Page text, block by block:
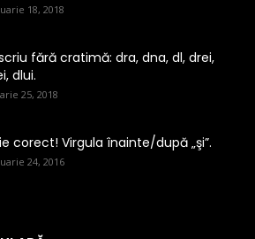
18, 2018
fără cratimă: dra, dna, dl, drei,
dlui.
25, 2018
corect! Virgula înainte/după „şi”.
24, 2016